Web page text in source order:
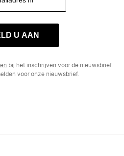
U AAN
bij het inschrijven voor de nieuwsbrief.
voor onze nieuwsbrief.